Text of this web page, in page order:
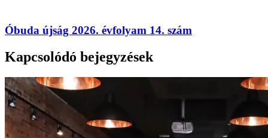
Óbuda újság 2026. évfolyam 14. szám
Kapcsolódó bejegyzések